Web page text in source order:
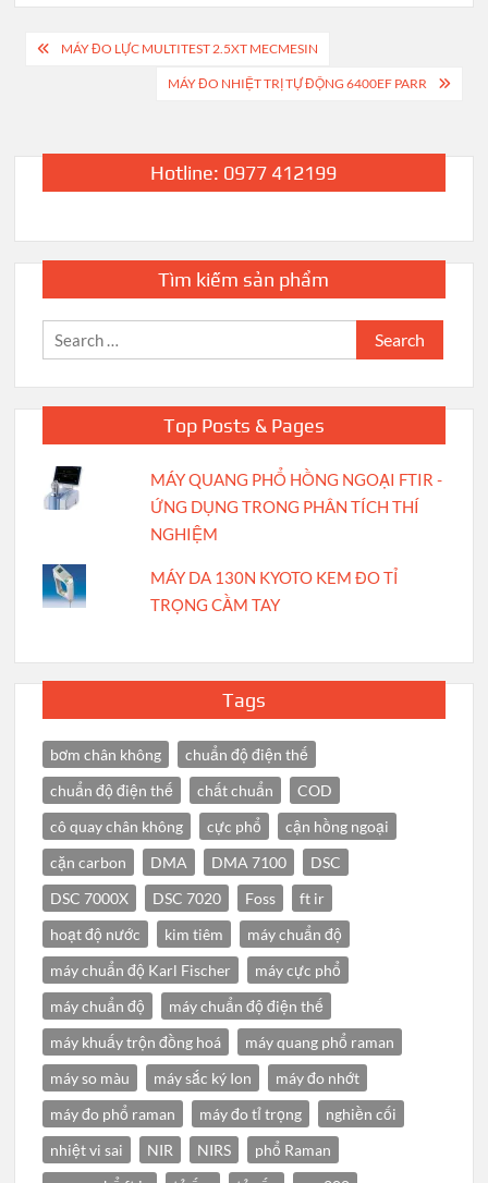
PostMÁY ĐO LỰC MULTITEST 2.5XT MECMESIN
MÁY ĐO NHIỆT TRỊ TỰ ĐỘNG 6400EF PARR
Hotline: 0977 412199
Tìm kiếm sản phẩm
Search
for:
Top Posts & Pages
MÁY QUANG PHỔ HỒNG NGOẠI FTIR -
ỨNG DỤNG TRONG PHÂN TÍCH THÍ
NGHIỆM
MÁY DA 130N KYOTO KEM ĐO TỈ
TRỌNG CẦM TAY
Tags
bơm chân không
chuẩn độ điện thế
chuẩn độ điện thế
chất chuẩn
COD
cô quay chân không
cực phổ
cận hồng ngoại
cặn carbon
DMA DMA 7100
DSC
DSC 7000X
DSC 7020 Foss
ft ir
hoạt độ nước
kim tiêm
máy chuẩn độ
máy chuẩn độ Karl Fischer
máy cực phổ
máy chuẩn độ
máy chuẩn độ điện thế
máy khuấy trộn đồng hoá
máy quang phổ raman
máy so màu
máy sắc ký Ion
máy đo nhớt
máy đo phổ raman
máy đo tỉ trọng
nghiền cối
nhiệt vi sai
NIR NIRS
phổ Raman